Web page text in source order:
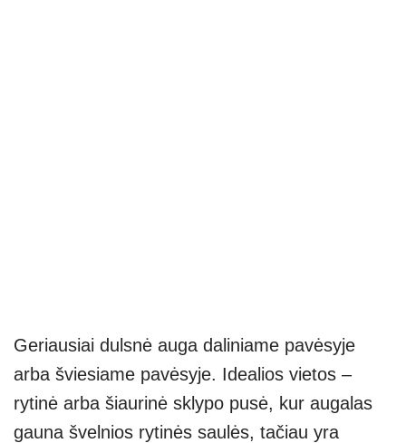
Geriausiai dulsnė auga daliniame pavėsyje
arba šviesiame pavėsyje. Idealios vietos –
rytinė arba šiaurinė sklypo pusė, kur augalas
gauna švelnios rytinės saulės, tačiau yra